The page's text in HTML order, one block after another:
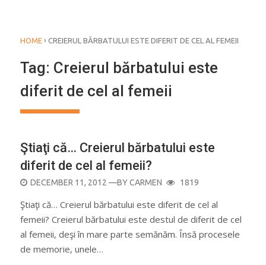
HOME › CREIERUL BĂRBATULUI ESTE DIFERIT DE CEL AL FEMEII
Tag: Creierul bărbatului este
diferit de cel al femeii
Ştiaţi că… Creierul bărbatului este
diferit de cel al femeii?
POSTED
DECEMBER 11, 2012 —BYCARMEN 1819
Ştiaţi că… Creierul bărbatului este diferit de cel al
femeii? Creierul bărbatului este destul de diferit de cel
al femeii, deşi în mare parte semănăm. Însă procesele
de memorie, unele…